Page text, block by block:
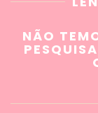
NÃO